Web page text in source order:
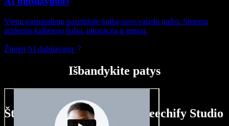
Vienu paspaudimu pasirinkite kalbą savo vaizdo įrašui. Sistema
priderins kalbėtojo balsą, intonaciją ir tempą.
Žiūrėti AI dubliavimą
Išbandykite patys
Štai ką galite nuveikti su Speechify Studio